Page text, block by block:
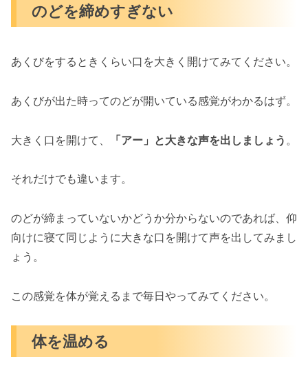
のどを締めすぎない
あくびをするときくらい口を大きく開けてみてください。
あくびが出た時ってのどが開いている感覚がわかるはず。
大きく口を開けて、 「アー」と大きな声を出しましょう 。
それだけでも違います。
のどが締まっていないかどうか分からないのであれば、仰
向けに寝て同じように大きな口を開けて声を出してみまし
ょう。
この感覚を体が覚えるまで毎日やってみてください。
体を温める